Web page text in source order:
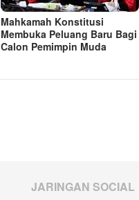
Mahkamah Konstitusi
Membuka Peluang Baru Bagi
Calon Pemimpin Muda
JARINGAN SOCIAL